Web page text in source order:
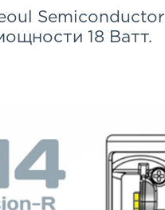
Semiconductor
18 Ватт.